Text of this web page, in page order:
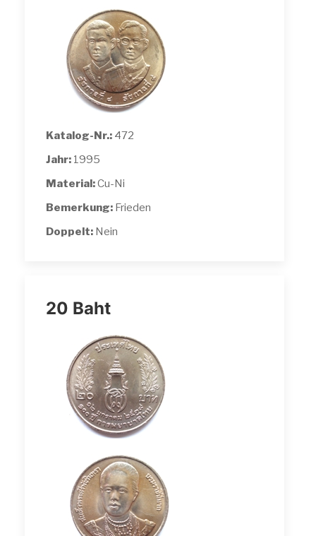
Katalog-Nr.: 472
Jahr: 1995
Material:Cu-Ni
Bemerkung: Frieden
Doppelt: Nein
20 Baht